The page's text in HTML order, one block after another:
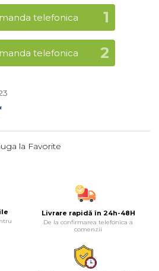
uri
telefonica
telefonica
la Favorite
Livrare rapidă în 24h-48H
De la confirmarea telefonica a
comenzii